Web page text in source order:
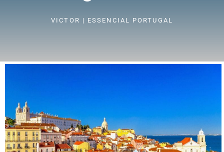
VICTOR | ESSENCIAL PORTUGAL